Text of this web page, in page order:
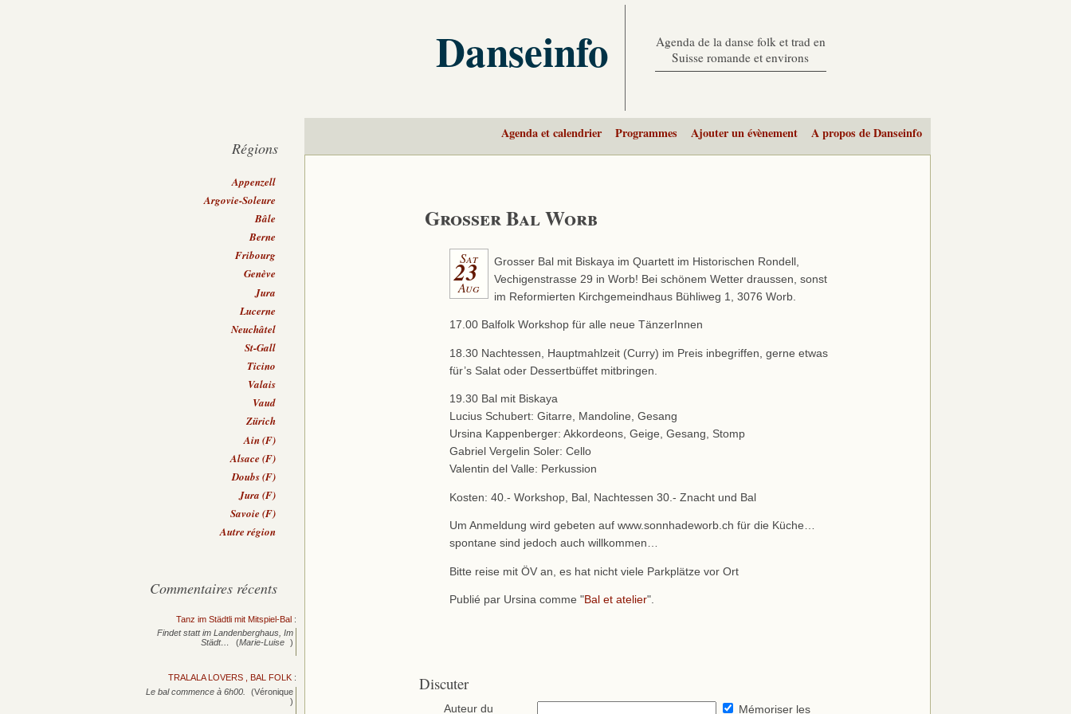
Danseinfo
Agenda de la danse folk et trad en
Suisse romande et environs
Agenda et calendrier Programmes Ajouter un évènement A propos de Danseinfo
Grosser Bal Worb
Sat
23
Aug
Grosser Bal mit Biskaya im Quartett im Historischen Rondell,
Vechigenstrasse 29 in Worb! Bei schönem Wetter draussen, sonst
im Reformierten Kirchgemeindhaus Bühliweg 1, 3076 Worb.
17.00 Balfolk Workshop für alle neue TänzerInnen
18.30 Nachtessen, Hauptmahlzeit (Curry) im Preis inbegriffen, gerne etwas
für’s Salat oder Dessertbüffet mitbringen.
19.30 Bal mit Biskaya
Lucius Schubert: Gitarre, Mandoline, Gesang
Ursina Kappenberger: Akkordeons, Geige, Gesang, Stomp
Gabriel Vergelin Soler: Cello
Valentin del Valle: Perkussion
Kosten: 40.- Workshop, Bal, Nachtessen 30.- Znacht und Bal
Um Anmeldung wird gebeten auf www.sonnhadeworb.ch für die Küche…
spontane sind jedoch auch willkommen…
Bitte reise mit ÖV an, es hat nicht viele Parkplätze vor Ort
Publié par Ursina comme "Bal et atelier".
Discuter
Auteur du Mémoriser les
Régions
Appenzell
Argovie-Soleure
Bâle
Berne
Fribourg
Genève
Jura
Lucerne
Neuchâtel
St-Gall
Ticino
Valais
Vaud
Zürich
Ain (F)
Alsace (F)
Doubs (F)
Jura (F)
Savoie (F)
Autre région
Commentaires récents
Tanz im Städtli mit Mitspiel-Bal :
Findet statt im Landenberghaus, Im
Städt…
(Marie-Luise )
TRALALA LOVERS , BAL FOLK :
Le bal commence à 6h00.
(Véronique
)